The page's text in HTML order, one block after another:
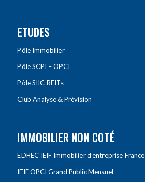
ETUDES
Pôle Immobilier
Pôle SCPI – OPCI
Pôle SIIC-REITs
Club Analyse & Prévision
IMMOBILIER NON COTÉ
EDHEC IEIF Immobilier d’entreprise France
IEIF OPCI Grand Public Mensuel